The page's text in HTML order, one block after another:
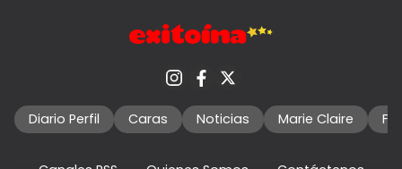
Diario Perfil Caras Noticias Marie Claire